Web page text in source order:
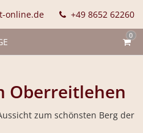
online.de +49 8652 62260
0
Oberreitlehen
zum schönsten Berg der